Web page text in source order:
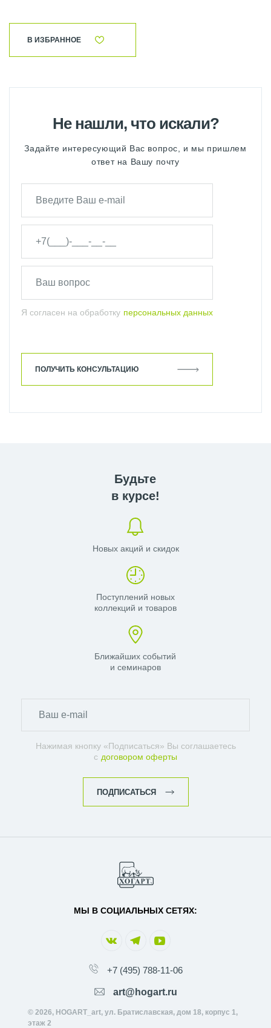
В ИЗБРАННОЕ
Не нашли, что искали?
Задайте интересующий Вас вопрос, и мы пришлем
ответ на Вашу почту
Я согласен на обработку персональных данных
ПОЛУЧИТЬ КОНСУЛЬТАЦИЮ
Будьте
в курсе!
Новых акций и скидок
Поступлений новых
коллекций и товаров
Ближайших событий
и семинаров
Нажимая кнопку «Подписаться» Вы соглашаетесь
с договором оферты
ПОДПИСАТЬСЯ
МЫ В СОЦИАЛЬНЫХ СЕТЯХ:
+7 (495) 788-11-06
art@hogart.ru
© 2026, HOGART_art, ул. Братиславская, дом 18, корпус 1,
этаж 2